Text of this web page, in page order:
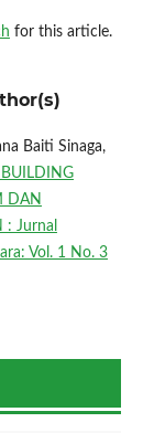
for this article.
Baiti Sinaga,
BUILDING
DAN
: Jurnal
Vol. 1 No. 3